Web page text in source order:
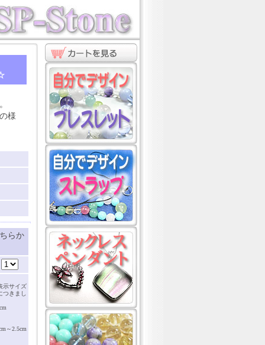
様
らか
示サイズ
きまし
～2.5cm